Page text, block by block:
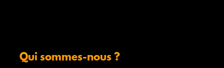
Qui sommes-nous ?